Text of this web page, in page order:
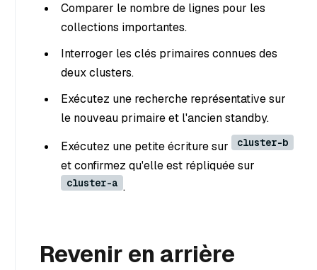
Comparer le nombre de lignes pour les
collections importantes.
Interroger les clés primaires connues des
deux clusters.
Exécutez une recherche représentative sur
le nouveau primaire et l'ancien standby.
Exécutez une petite écriture sur
cluster-b
et confirmez qu'elle est répliquée sur
cluster-a .
Revenir en arrière